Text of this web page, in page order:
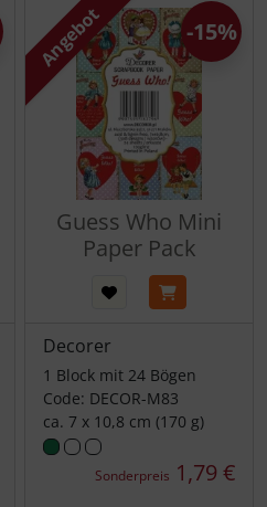
Angebot
Guess Who Mini
Paper Pack
Decorer
1 Block mit 24 Bögen
Code: DECOR-M83
ca. 7 x 10,8 cm (170 g)
Sonderpreis 1,79 €
-15%